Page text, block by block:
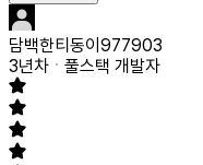
담백한티동이977903
3년차
풀스택 개발자